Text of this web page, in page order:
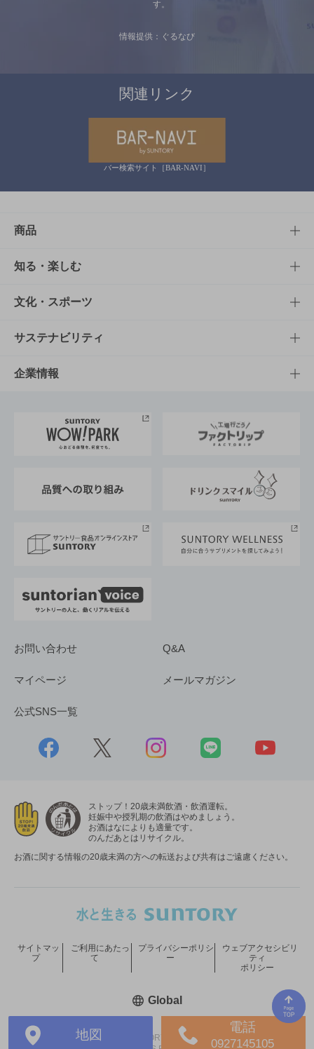
地図
電話
0927145105
す。
情報提供：ぐるなび
関連リンク
バー検索サイト［BAR-NAVI］
商品
商品TOP
商品一覧
商品発売情報
栄養成分一覧
知る・楽しむ
知る・楽しむTOP
キャンペーン
工場見学
地域情報
文化・スポーツ
文化・スポーツTOP
サントリーホール
サントリーサンバーズ大阪
サステナビリティ
サステナビリティTOP
サントリーが考えるサステナビリティ経営
企業情報
企業概要
採用情報
お問い合わせ Q&A
マイページ メールマガジン
公式SNS一覧
ストップ！20歳未満飲酒・飲酒運転。
妊娠中や授乳期の飲酒はやめましょう。
お酒はなによりも適量です。
のんだあとはリサイクル。
お酒に関する情報の20歳未満の方への転送および共有はご遠慮ください。
COPYRIGHT © SUNTORY HOLDINGS LIMITED.
サイトマッ
プ
ご利用にあたっ
て
プライバシーポリシ
ー
ウェブアクセシビリ
ティ
ポリシー
Global新しいウィンドウで開く